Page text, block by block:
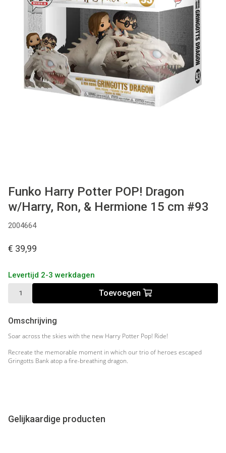
Used
Accessoires
Board Games
Funko Harry Potter POP! Dragon
w/Harry, Ron, & Hermione 15 cm #93
2004664
€ 39,99
Levertijd 2-3 werkdagen
Toevoegen
Omschrijving
Soar across the skies with the new Harry Potter Pop! Ride!
Recreate the memorable moment in which our trio of heroes escaped
Gringotts Bank atop a fire-breathing dragon.
Gelijkaardige producten